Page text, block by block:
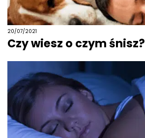
20/07/2021
Czy wiesz o czym śnisz?